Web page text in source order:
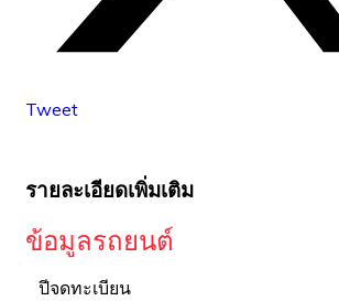
Tweet
รายละเอียดเพิ่มเติม
ข้อมูลรถยนต์
ปีจดทะเบียน